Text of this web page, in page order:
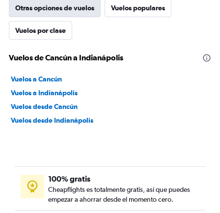
Otras opciones de vuelos Vuelos populares
Vuelos por clase
Vuelos de Cancún a Indianápolis
Vuelos a Cancún
Vuelos a Indianápolis
Vuelos desde Cancún
Vuelos desde Indianápolis
100% gratis
Cheapflights es totalmente gratis, así que puedes
empezar a ahorrar desde el momento cero.